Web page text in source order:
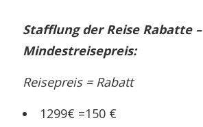
Stafflung der Reise Rabatte –
Mindestreisepreis:
Reisepreis = Rabatt
1299€ =150 €